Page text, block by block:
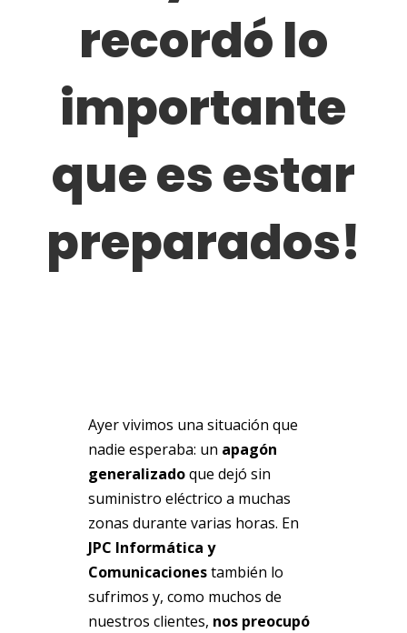
recordó lo
importante
que es estar
preparados!
Ayer vivimos una situación que
nadie esperaba: un apagón
generalizadoque dejó sin
suministro eléctrico a muchas
zonas durante varias horas. En
JPC Informática y
Comunicacionestambién lo
sufrimos y, como muchos de
nuestros clientes, nos preocupó